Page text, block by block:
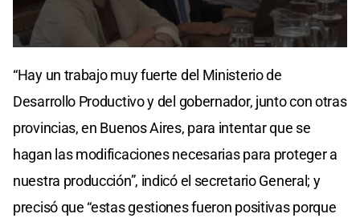
of
minutes,
seconds
“Hay un trabajo muy fuerte del Ministerio de
Desarrollo Productivo y del gobernador, junto con otras
provincias, en Buenos Aires, para intentar que se
hagan las modificaciones necesarias para proteger a
nuestra producción”, indicó el secretario General; y
precisó que “estas gestiones fueron positivas porque